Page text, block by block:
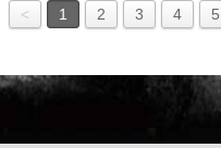
< 1 2 3 4 5